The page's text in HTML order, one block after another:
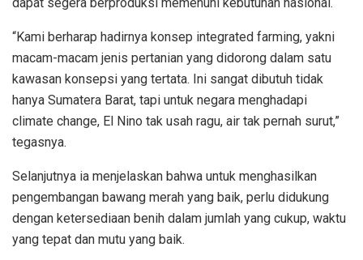
“Kami berharap hadirnya konsep integrated farming, yakni
macam-macam jenis pertanian yang didorong dalam satu
kawasan konsepsi yang tertata. Ini sangat dibutuh tidak
hanya Sumatera Barat, tapi untuk negara menghadapi
climate change, El Nino tak usah ragu, air tak pernah surut,”
tegasnya.
Selanjutnya ia menjelaskan bahwa untuk menghasilkan
pengembangan bawang merah yang baik, perlu didukung
dengan ketersediaan benih dalam jumlah yang cukup, waktu
yang tepat dan mutu yang baik.